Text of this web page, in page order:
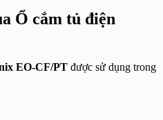
Ổ cắm tủ điện
EO-CF/PT được sử dụng trong